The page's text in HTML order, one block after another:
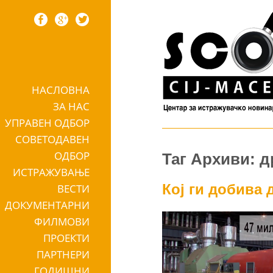
Skip to contentНАСЛОВНА
ЗА НАС
УПРАВЕН ОДБОР
СОВЕТОДАВЕН
ОДБОР
ИСТРАЖУВАЊЕ
ВЕСТИ
ДОКУМЕНТАРНИ
ФИЛМОВИ
ПРОЕКТИ
ПАРТНЕРИ
Таг Архиви:
Кој ги добива